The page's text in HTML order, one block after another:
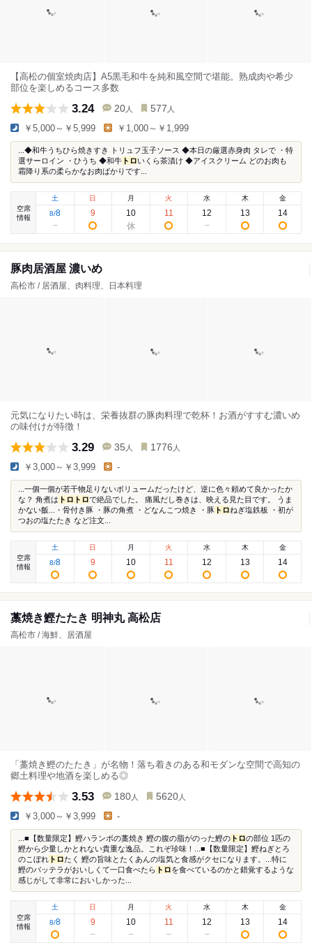
【高松の個室焼肉店】A5黒毛和牛を純和風空間で堪能。熟成肉や希少
部位を楽しめるコース多数
3.24 20 人 577 人
￥5,000～￥5,999 ￥1,000～￥1,999
...◆和牛うちひら焼きすき トリュフ玉子ソース ◆本日の厳選赤身肉 タレで ・特
選サーロイン ・ひうち ◆和牛 トロいくら茶漬け ◆アイスクリーム どのお肉も
霜降り系の柔らかなお肉ばかりです...
空席
情報
土
8/8
日
9
月
10
火
11
水
12
木
13
金
14
豚肉居酒屋 濃いめ
高松市 / 居酒屋、肉料理、日本料理
元気になりたい時は、栄養抜群の豚肉料理で乾杯！お酒がすすむ濃いめ
の味付けが特徴！
3.29 35 人 1776 人
￥3,000～￥3,999 -
...一個一個が若干物足りないボリュームだったけど、逆に色々頼めて良かったか
な？ 角煮は トロ トロで絶品でした。 痛風だし巻きは、映える見た目です。 うま
かない飯...・骨付き豚 ・豚の角煮 ・どなんこつ焼き ・豚 トロねぎ塩鉄板 ・初が
つおの塩たたき など注文...
空席
情報
土
8/8
日
9
月
10
火
11
水
12
木
13
金
14
藁焼き鰹たたき 明神丸 高松店
高松市 / 海鮮、居酒屋
「藁焼き鰹のたたき」が名物！落ち着きのある和モダンな空間で高知の
郷土料理や地酒を楽しめる◎
3.53 180 人 5620 人
￥3,000～￥3,999 -
...■【数量限定】鰹ハランボの藁焼き 鰹の腹の脂がのった鰹の トロの部位 1匹の
鰹から少量しかとれない貴重な逸品。これぞ珍味！...■【数量限定】鰹ねぎとろ
のこぼれ トロたく 鰹の旨味とたくあんの塩気と食感がクセになります。...特に
鰹のバッテラがおいしくて一口食べたら トロを食べているのかと錯覚するような
感じがして非常においしかった...
空席
情報
土
8/8
日
9
月
10
火
11
水
12
木
13
金
14